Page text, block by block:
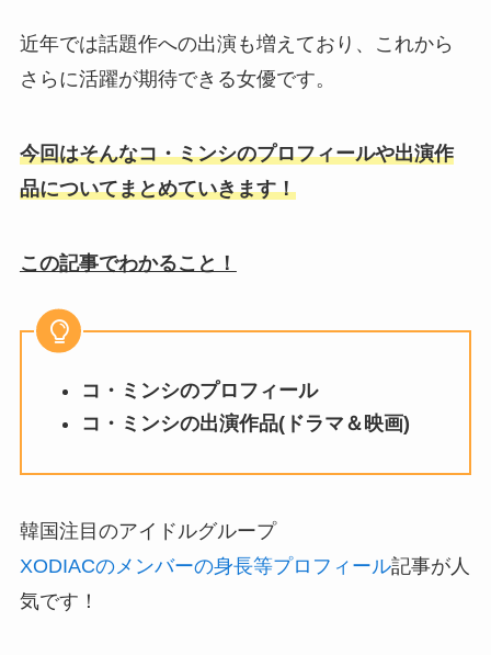
近年では話題作への出演も増えており、これから
さらに活躍が期待できる女優です。
今回はそんなコ・ミンシのプロフィールや出演作
品についてまとめていきます！
この記事でわかること！
コ・ミンシのプロフィール
コ・ミンシの出演作品(ドラマ＆映画)
韓国注目のアイドルグループ
XODIACのメンバーの身長等プロフィール記事が人
気です！